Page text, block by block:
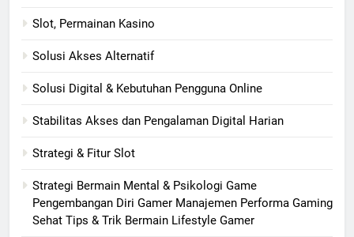
Slot, Permainan Kasino
Solusi Akses Alternatif
Solusi Digital & Kebutuhan Pengguna Online
Stabilitas Akses dan Pengalaman Digital Harian
Strategi & Fitur Slot
Strategi Bermain Mental & Psikologi Game
Pengembangan Diri Gamer Manajemen Performa Gaming
Sehat Tips & Trik Bermain Lifestyle Gamer